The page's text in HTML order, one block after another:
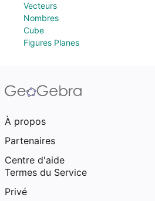
Vecteurs
Nombres
Cube
Figures Planes
À propos
Partenaires
Centre d'aide
Termes du Service
Privé